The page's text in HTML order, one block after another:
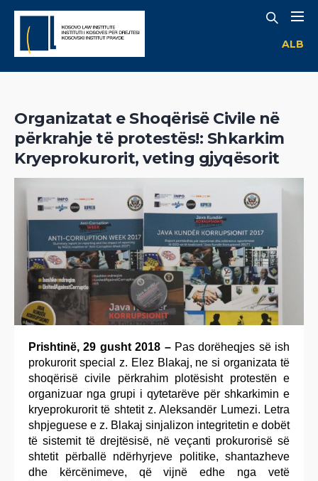
ALB
Organizatat e Shoqërisë Civile në
përkrahje të protestës!: Shkarkim
Kryeprokurorit, veting gjyqësorit
Prishtinë, 29 gusht 2018 –Pas dorëheqjes së ish
prokurorit special z. Elez Blakaj, ne si organizata të
shoqërisë civile përkrahim plotësisht protestën e
organizuar nga grupi i qytetarëve për shkarkimin e
kryeprokurorit të shtetit z. Aleksandër Lumezi. Letra
shpjeguese e z. Blakaj sinjalizon integritetin e dobët
të sistemit të drejtësisë, në veçanti prokurorisë së
shtetit përballë ndërhyrjeve politike, shantazheve
dhe kërcënimeve, që vijnë edhe nga vetë